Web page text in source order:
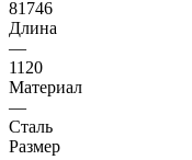
81746
Длина
—
1120
Материал
—
Сталь
Размер